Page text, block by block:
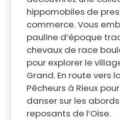
hippomobiles de
commerce. Vous
pauline d’époque
chevaux de race
pour explorer le
Grand. En route vers
Pêcheurs à Rieux
danser sur les
reposants de l’Oise.